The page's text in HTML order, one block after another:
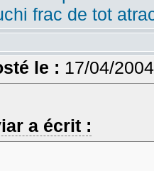
frac de tot
le : 17/04/
a écrit :